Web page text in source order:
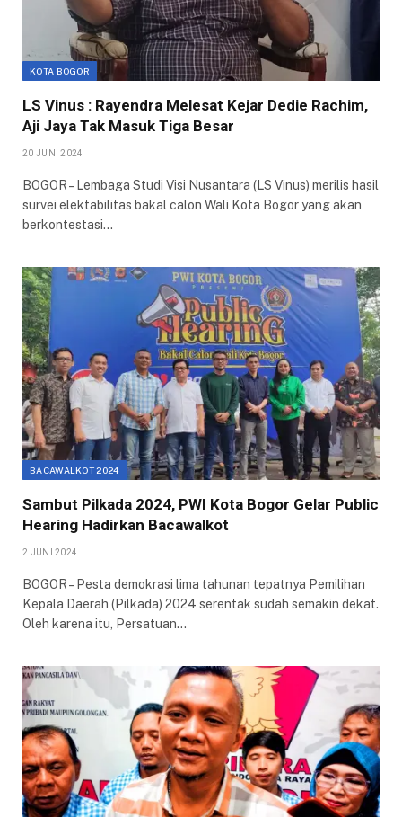
KOTA BOGOR
LS Vinus : Rayendra Melesat Kejar Dedie Rachim,
Aji Jaya Tak Masuk Tiga Besar
20 JUNI 2024
BOGOR – Lembaga Studi Visi Nusantara (LS Vinus) merilis hasil
survei elektabilitas bakal calon Wali Kota Bogor yang akan
berkontestasi…
BACAWALKOT 2024
Sambut Pilkada 2024, PWI Kota Bogor Gelar Public
Hearing Hadirkan Bacawalkot
2 JUNI 2024
BOGOR – Pesta demokrasi lima tahunan tepatnya Pemilihan
Kepala Daerah (Pilkada) 2024 serentak sudah semakin dekat.
Oleh karena itu, Persatuan…